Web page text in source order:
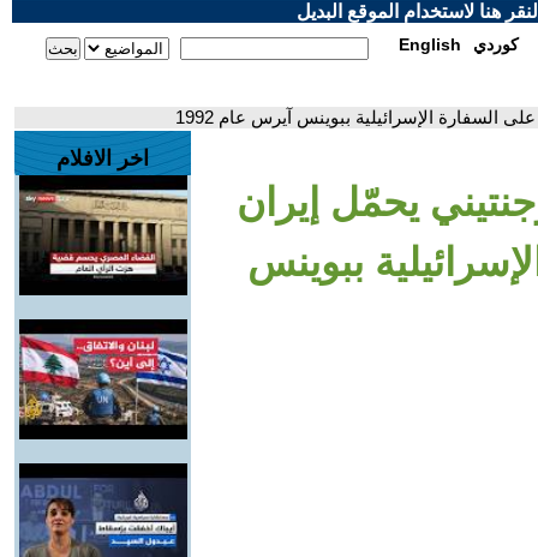
هنا لاستخدام الموقع البديل
English كوردي
السفارة الإسرائيلية ببوينس آيرس عام 1992
يحمّل إيران
ببوينس
اخر الافلام